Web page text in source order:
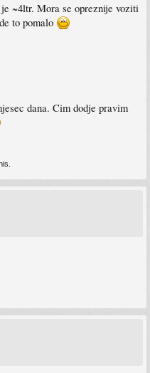
~4ltr. Mora se opreznije voziti
to pomalo
dana. Cim dodje pravim